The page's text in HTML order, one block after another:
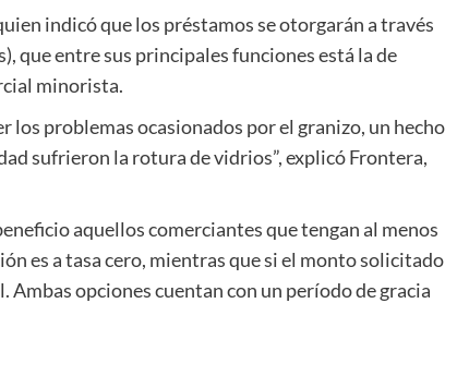
indicó que los préstamos se otorgarán a través
que entre sus principales funciones está la de
minorista.
los problemas ocasionados por el granizo, un hecho
sufrieron la rotura de vidrios”, explicó Frontera,
aquellos comerciantes que tengan al menos
es a tasa cero, mientras que si el monto solicitado
opciones cuentan con un período de gracia